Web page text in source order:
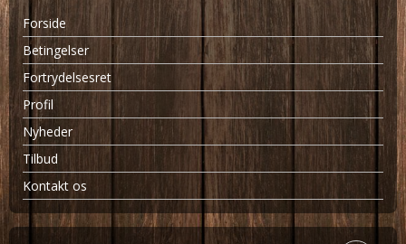
Forside
Betingelser
Fortrydelsesret
Profil
Nyheder
Tilbud
Kontakt os